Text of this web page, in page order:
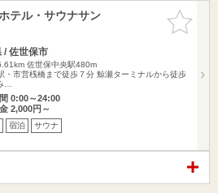
お気に入
りに追加
テル・サウナサン
/ 佐世保市
佐世保中央駅480m
・市営桟橋まで徒歩７分 鯨瀬ターミナルから徒歩
…
0:00～24:00
2,000円～
宿泊 サウナ